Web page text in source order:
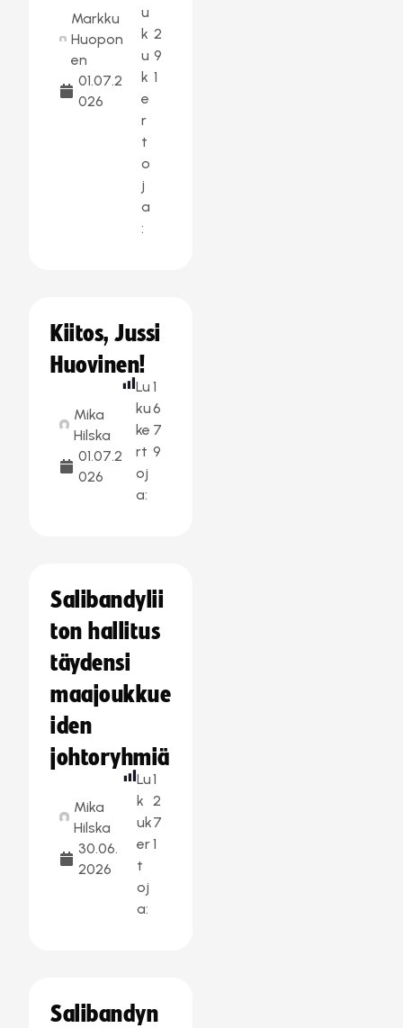
Markku
Huopon
en
01.07.2
026
u
k
u
k
e
r
t
o
j
a
:
2
9
1
Kiitos, Jussi
Huovinen!
Mika
Hilska
01.07.2
026
Lu
ku
ke
rt
oj
a:
1
6
7
9
Salibandylii
ton hallitus
täydensi
maajoukkue
iden
johtoryhmiä
Mika
Hilska
30.06.
2026
Lu
k
uk
er
t
oj
a:
1
2
7
1
Salibandyn